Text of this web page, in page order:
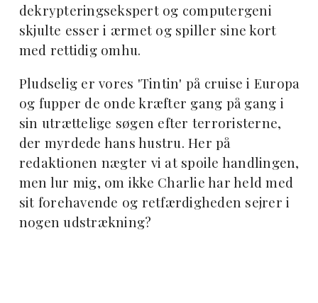
dekrypteringsekspert og computergeni
skjulte esser i ærmet og spiller sine kort
med rettidig omhu.
Pludselig er vores 'Tintin' på cruise i Europa
og fupper de onde kræfter gang på gang i
sin utrættelige søgen efter terroristerne,
der myrdede hans hustru. Her på
redaktionen nægter vi at spoile handlingen,
men lur mig, om ikke Charlie har held med
sit forehavende og retfærdigheden sejrer i
nogen udstrækning?